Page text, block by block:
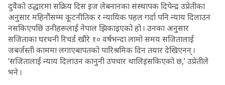
दुवैको उद्धारमा सक्रिय दिस इज लेबनानका संस्थापक दिपेन्द्र उप्रेतीका
अनुसार महिनौंसम्म कूटनीतिक र न्यायिक पहल गर्दा पनि न्याय दिलाउन
नसकिएपछि उनीहरूलाई नेपाल झिकाइएको हो । उनका अनुसार
सजिताका घरधनी रिचर्ड खौरे १० वर्षभन्दा लामो समय सजितालाई
जबर्जस्ती काममा लगाएबापतको पारिश्रमिक दिन तयार देखिएनन् ।
‘सजितालाई न्याय दिलाउन कानुनी उपचार थालिइसकिएको छ,’ उप्रेतीले
भने ।